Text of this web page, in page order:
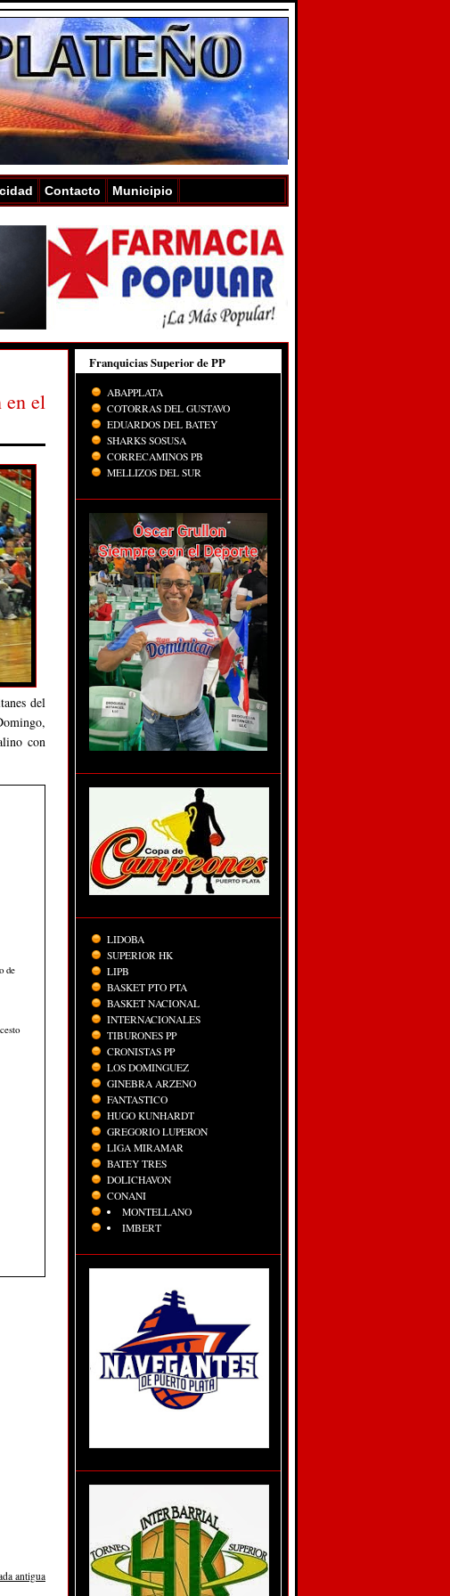
Contacto Municipio
en el
del
con
de
antigua
Franquicias Superior de PP
ABAPPLATA
COTORRAS DEL GUSTAVO
EDUARDOS DEL BATEY
SHARKS SOSUSA
CORRECAMINOS PB
MELLIZOS DEL SUR
LIDOBA
SUPERIOR HK
LIPB
BASKET PTO PTA
BASKET NACIONAL
INTERNACIONALES
TIBURONES PP
CRONISTAS PP
LOS DOMINGUEZ
GINEBRA ARZENO
FANTASTICO
HUGO KUNHARDT
GREGORIO LUPERON
LIGA MIRAMAR
BATEY TRES
DOLICHAVON
CONANI
MONTELLANO
IMBERT